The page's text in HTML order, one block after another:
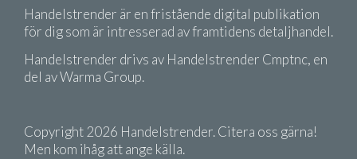
Handelstrender är en fristående digital publikation
för dig som är intresserad av framtidens detaljhandel.
Handelstrender drivs av Handelstrender Cmptnc, en
del av Warma Group.
Copyright 2026 Handelstrender. Citera oss gärna!
Men kom ihåg att ange källa.